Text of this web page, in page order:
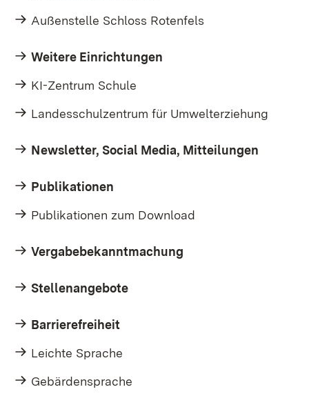
Außenstelle Schloss Rotenfels
Weitere Einrichtungen
KI-Zentrum Schule
Landesschulzentrum für Umwelterziehung
Newsletter, Social Media, Mitteilungen
Publikationen
Publikationen zum Download
Vergabebekanntmachung
Stellenangebote
Barrierefreiheit
Leichte Sprache
Gebärdensprache